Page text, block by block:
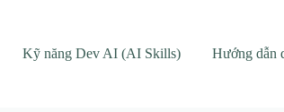
Kỹ năng Dev AI (AI Skills) Hướng dẫn